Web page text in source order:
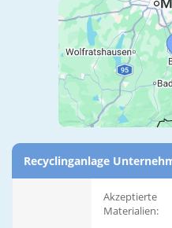
Recyclinganlage
Akzeptierte
Materialien: